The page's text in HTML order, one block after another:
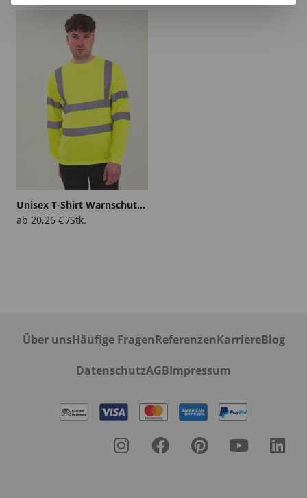
Unisex T-Shirt Warnschutz Langarm Rira
ab 20,26 € /Stk.
Über unsHäufige FragenReferenzenKarriereBlog
DatenschutzAGBImpressum